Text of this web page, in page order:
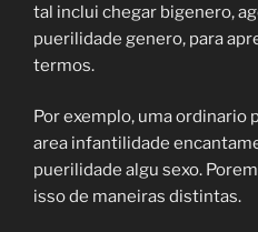
tal inclui chegar bigenero,
puerilidade genero, para
termos.
Por exemplo, uma ordinario
area infantilidade
puerilidade algu sexo.
isso de maneiras distintas.